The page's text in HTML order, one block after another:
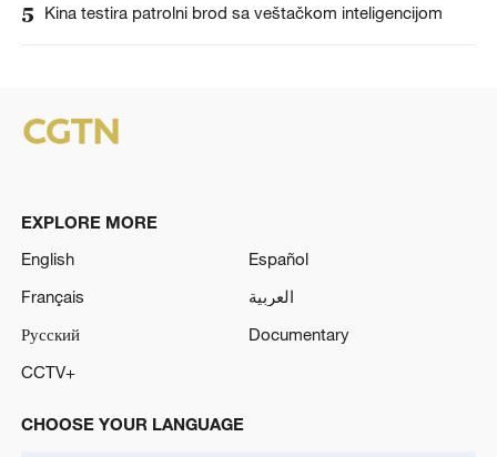
5 Kina testira patrolni brod sa veštačkom inteligencijom
EXPLORE MORE
English
Español
Français
العربية
Русский
Documentary
CCTV+
CHOOSE YOUR LANGUAGE